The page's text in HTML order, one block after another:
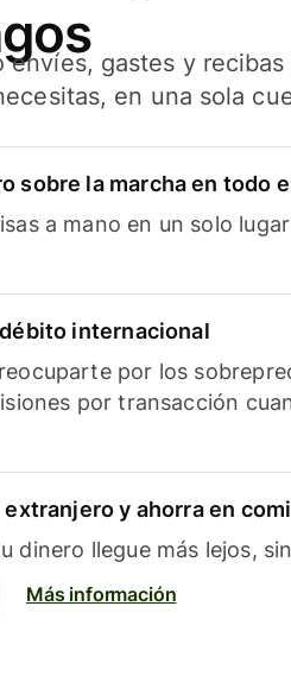
envíes, gastes y
en una sola
sobre la marcha en todo
a mano en un solo
internacional
por los
por transacción
extranjero y ahorra en
dinero llegue más lejos,
Más información